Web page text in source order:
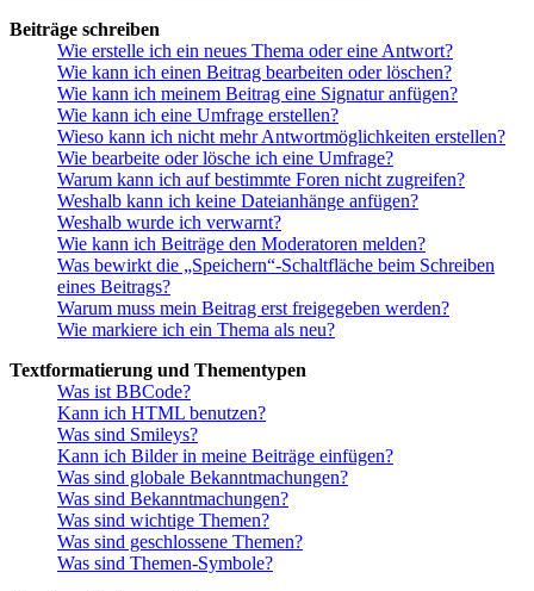
Beiträge schreiben
Wie erstelle ich ein neues Thema oder eine Antwort?
Wie kann ich einen Beitrag bearbeiten oder löschen?
Wie kann ich meinem Beitrag eine Signatur anfügen?
Wie kann ich eine Umfrage erstellen?
Wieso kann ich nicht mehr Antwortmöglichkeiten erstellen?
Wie bearbeite oder lösche ich eine Umfrage?
Warum kann ich auf bestimmte Foren nicht zugreifen?
Weshalb kann ich keine Dateianhänge anfügen?
Weshalb wurde ich verwarnt?
Wie kann ich Beiträge den Moderatoren melden?
Was bewirkt die „Speichern“-Schaltfläche beim Schreiben
eines Beitrags?
Warum muss mein Beitrag erst freigegeben werden?
Wie markiere ich ein Thema als neu?
Textformatierung und Thementypen
Was ist BBCode?
Kann ich HTML benutzen?
Was sind Smileys?
Kann ich Bilder in meine Beiträge einfügen?
Was sind globale Bekanntmachungen?
Was sind Bekanntmachungen?
Was sind wichtige Themen?
Was sind geschlossene Themen?
Was sind Themen-Symbole?